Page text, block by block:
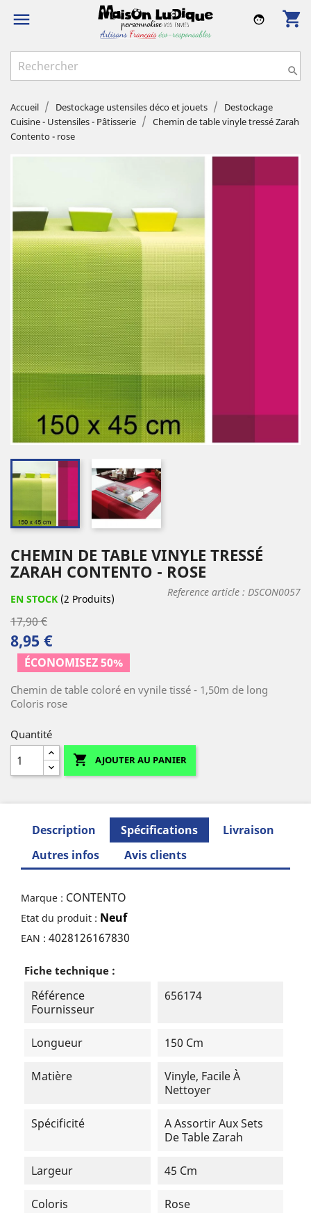
 shopping_cart
face

Accueil Destockage ustensiles déco et jouets
Destockage
Cuisine - Ustensiles - Pâtisserie
Chemin de table vinyle tressé Zarah
Contento - rose
CHEMIN DE TABLE VINYLE TRESSÉ
ZARAH CONTENTO - ROSE
EN STOCK (2 Produits)
Reference article : DSCON0057
17,90 €
8,95 €
ÉCONOMISEZ 50%
Chemin de table coloré en vynile tissé - 1,50m de long
Coloris rose
Quantité
 AJOUTER AU PANIER
Description Spécifications
Livraison
Autres infos
Avis clients
Marque : CONTENTO
Etat du produit : Neuf
EAN : 4028126167830
Fiche technique :
Référence
Fournisseur
656174
Longueur 150 Cm
Matière
Vinyle, Facile À
Nettoyer
Spécificité
A Assortir Aux Sets
De Table Zarah
Largeur 45 Cm
Coloris Rose